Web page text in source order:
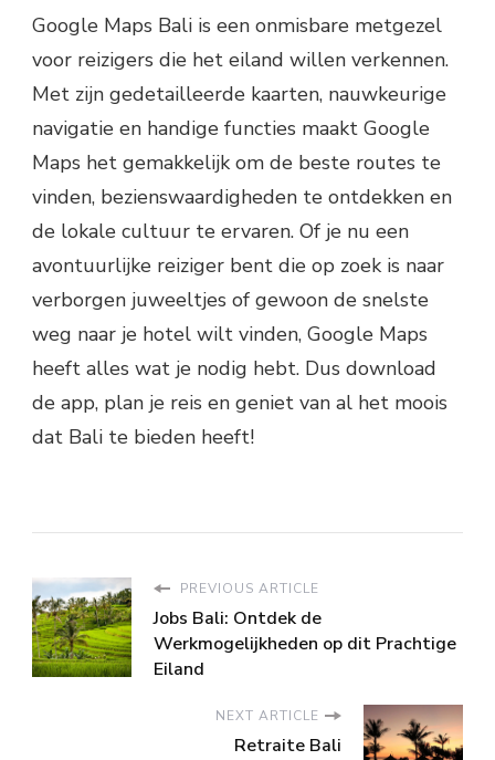
Google Maps Bali is een onmisbare metgezel
voor reizigers die het eiland willen verkennen.
Met zijn gedetailleerde kaarten, nauwkeurige
navigatie en handige functies maakt Google
Maps het gemakkelijk om de beste routes te
vinden, bezienswaardigheden te ontdekken en
de lokale cultuur te ervaren. Of je nu een
avontuurlijke reiziger bent die op zoek is naar
verborgen juweeltjes of gewoon de snelste
weg naar je hotel wilt vinden, Google Maps
heeft alles wat je nodig hebt. Dus download
de app, plan je reis en geniet van al het moois
dat Bali te bieden heeft!
PREVIOUS ARTICLE
Jobs Bali: Ontdek de
Werkmogelijkheden op dit Prachtige
Eiland
NEXT ARTICLE
Retraite Bali